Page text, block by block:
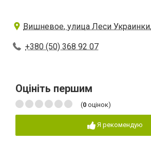
Вишневое, улица Леси
+380 (50) 368 92 07
Оцініть першим
(0 оцінок)
Я рекомендую